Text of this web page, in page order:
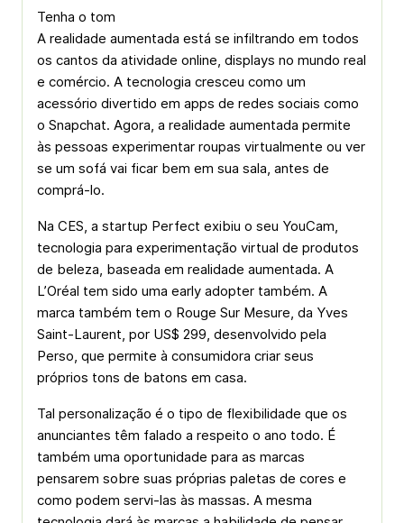
Tenha o tom
A realidade aumentada está se infiltrando em todos
os cantos da atividade online, displays no mundo real
e comércio. A tecnologia cresceu como um
acessório divertido em apps de redes sociais como
o Snapchat. Agora, a realidade aumentada permite
às pessoas experimentar roupas virtualmente ou ver
se um sofá vai ficar bem em sua sala, antes de
comprá-lo.
Na CES, a startup Perfect exibiu o seu YouCam,
tecnologia para experimentação virtual de produtos
de beleza, baseada em realidade aumentada. A
L’Oréal tem sido uma early adopter também. A
marca também tem o Rouge Sur Mesure, da Yves
Saint-Laurent, por US$ 299, desenvolvido pela
Perso, que permite à consumidora criar seus
próprios tons de batons em casa.
Tal personalização é o tipo de flexibilidade que os
anunciantes têm falado a respeito o ano todo. É
também uma oportunidade para as marcas
pensarem sobre suas próprias paletas de cores e
como podem servi-las às massas. A mesma